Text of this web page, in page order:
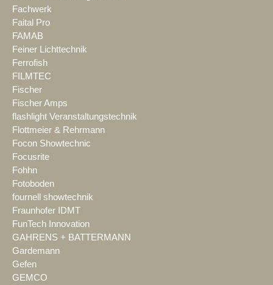
Fachwerk
Faital Pro
FAMAB
Feiner Lichttechnik
Ferrofish
FILMTEC
Fischer
Fischer Amps
flashlight Veranstaltungstechnik
Flottmeier & Rehrmann
Focon Showtechnic
Focusrite
Fohhn
Fotoboden
fournell showtechnik
Fraunhofer IDMT
FunTech Innovation
GAHRENS + BATTERMANN
Gardemann
Gefen
GEMCO